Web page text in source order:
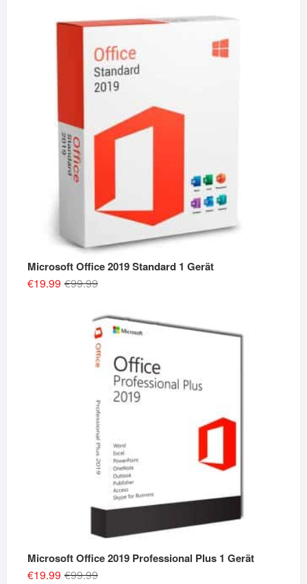
was:
is:
Microsoft Office 2019 Standard 1 Gerät
€99.99Original
was:
€99.99.
€19.99
Current
is:
€19.99.
Microsoft Office 2019 Professional Plus 1 Gerät
€99.99Original
€19.99
Current